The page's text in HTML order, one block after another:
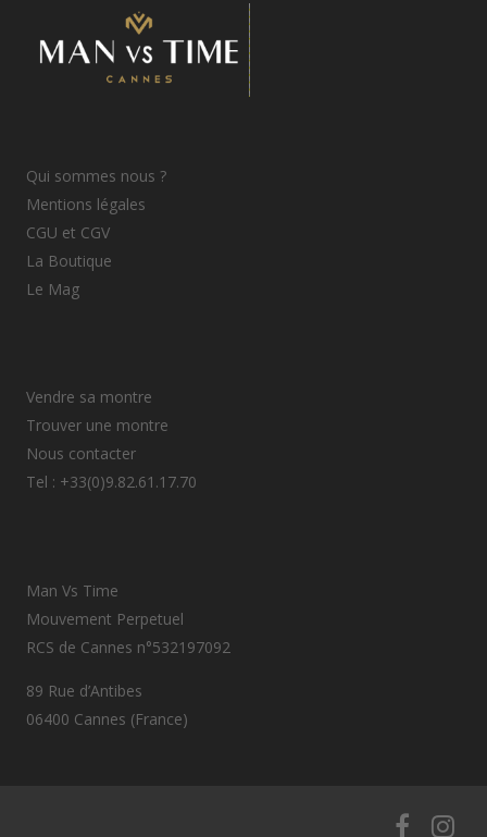
Qui sommes nous ?
Mentions légales
CGU et CGV
La Boutique
Le Mag
Vendre sa montre
Trouver une montre
Nous contacter
Tel : +33(0)9.82.61.17.70
Man Vs Time
Mouvement Perpetuel
RCS de Cannes n°532197092
89 Rue d’Antibes
06400 Cannes (France)